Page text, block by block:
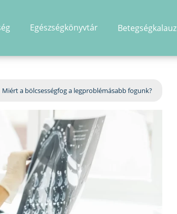
Egészségkönyvtár Betegségkalauz
Miért a bölcsességfog a legproblémásabb fogunk?